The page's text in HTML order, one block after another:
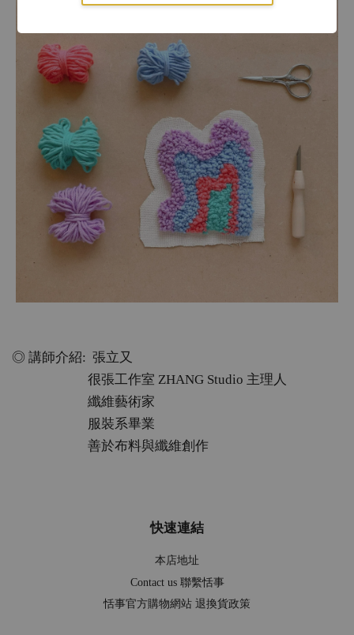
◎ 講師介紹: 張立又
很張工作室 ZHANG Studio 主理人
纖維藝術家
服裝系畢業
善於布料與纖維創作
快速連結
本店地址
Contact us 聯繫恬事
恬事官方購物網站 退換貨政策